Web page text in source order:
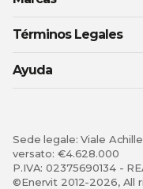
Términos Legales
Ayuda
Sede legale: Viale
versato: €4.628.000
P.IVA: 02375690134 -
©Enervit 2012-2026, All